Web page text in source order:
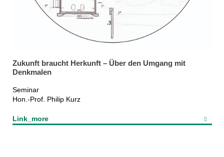
Zukunft braucht Herkunft – Über den Umgang mit
Denkmalen
Seminar
Hon.-Prof. Philip Kurz
Link_more